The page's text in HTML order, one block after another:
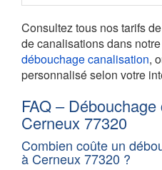
Consultez tous nos tarifs
de canalisations dans notre
débouchage canalisation,
personnalisé selon votre
FAQ –
Cerneux 77320
Combien coûte un
à Cerneux 77320 ?